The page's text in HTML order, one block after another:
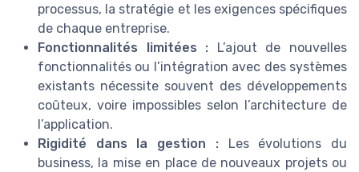
processus, la stratégie et les exigences spécifiques
de chaque entreprise.
Fonctionnalités limitées : L’ajout de nouvelles
fonctionnalités ou l’intégration avec des systèmes
existants nécessite souvent des développements
coûteux, voire impossibles selon l’architecture de
l’application.
Rigidité dans la gestion :Les évolutions du
business, la mise en place de nouveaux projets ou